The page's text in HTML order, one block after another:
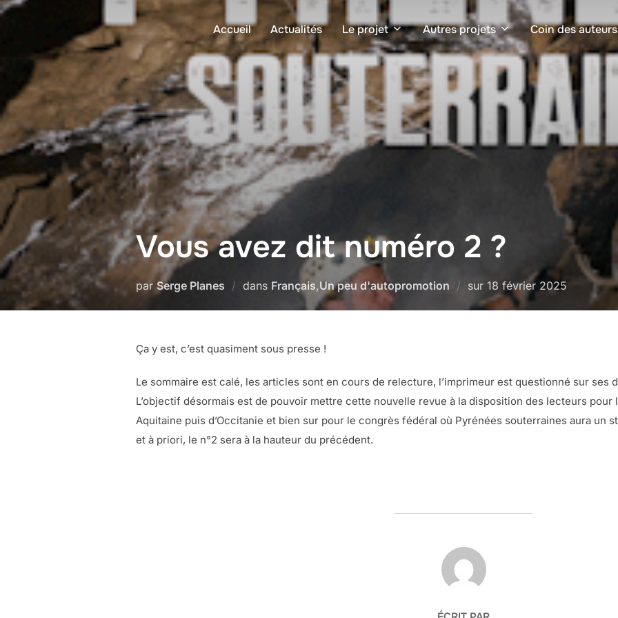
Aller
Accueil Actualités Le projet Autres projets Coin des auteurs
Vous avez dit numéro 2 ?
par Serge Planes dans Français,Un peu d'autopromotion sur Publié
le
18 février 2025
Ça y est, c’est quasiment sous presse !
Le sommaire est calé, les articles sont en cours de relecture, l’imprimeur est questionné sur ses
L’objectif désormais est de pouvoir mettre cette nouvelle revue à la disposition des lecteurs
Aquitaine puis d’Occitanie et bien sur pour le congrès fédéral où Pyrénées souterraines aura un
et à priori, le n°2 sera à la hauteur du précédent.
AUTEUR DE LA PUBLICATION